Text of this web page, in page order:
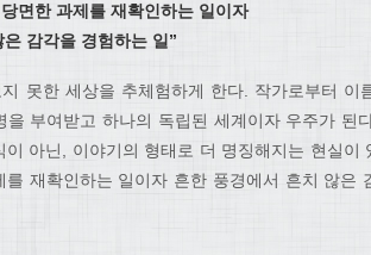
면한 과제를 재확인하는 일이자
감각을 경험하는 일”
못한 세상을 추체험하게 한다. 작가로부터 이
을 부여받고 하나의 독립된 세계이자 우주가 된
아닌, 이야기의 형태로 더 명징해지는 현실이
를 재확인하는 일이자 흔한 풍경에서 흔치 않은